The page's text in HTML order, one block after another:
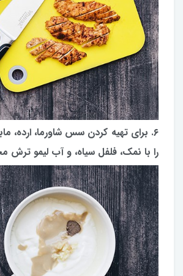
۶. برای تهیه کردن سس شاورما، ارده،
را با نمک، فلفل سیاه، و آب لیمو ترش